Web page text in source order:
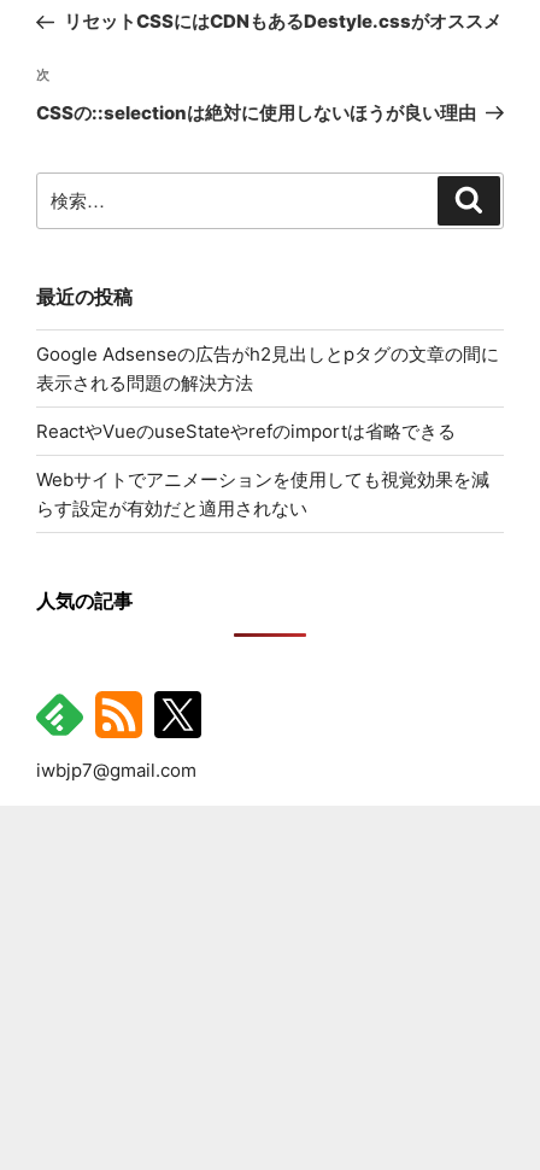
ー
ナ
ビ
ゲ
シ
ョ
の
稿
リセットCSSにはCDNもあるDestyle.cssがオススメ
次
の
次
CSSの::selectionは絶対に使用しないほうが良い理由
索:
最近の投稿
Google Adsenseの広告がh2見出しとpタグの文章の間に
表示される問題の解決方法
ReactやVueのuseStateやrefのimportは省略できる
Webサイトでアニメーションを使用しても視覚効果を減
らす設定が有効だと適用されない
人気の記事
iwbjp7@gmail.com